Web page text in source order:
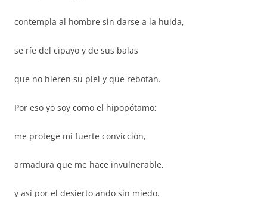
contempla al hombre sin darse a la huida,
se ríe del cipayo y de sus balas
que no hieren su piel y que rebotan.
Por eso yo soy como el hipopótamo;
me protege mi fuerte convicción,
armadura que me hace invulnerable,
y así por el desierto ando sin miedo.